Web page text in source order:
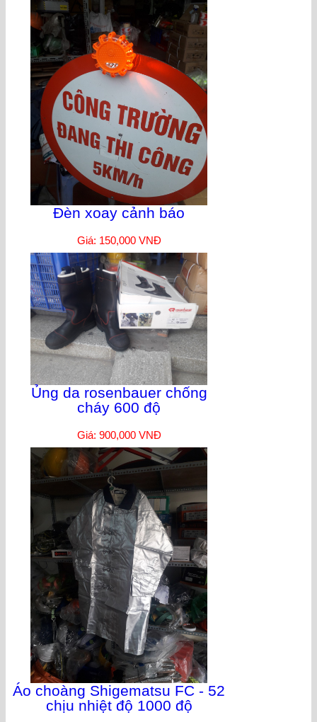
Đèn xoay cảnh báo
Giá: 150,000 VNĐ
Ủng da rosenbauer chống
cháy 600 độ
Giá: 900,000 VNĐ
Áo choàng Shigematsu FC - 52
chịu nhiệt độ 1000 độ